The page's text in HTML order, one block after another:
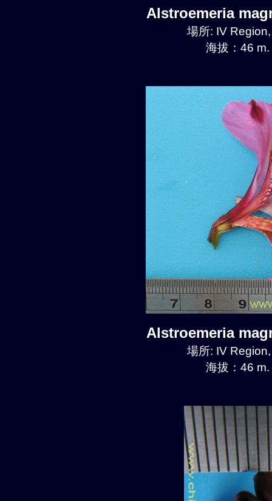
Alstroemeria
場所: IV
海拔：46
Alstroemeria
場所: IV
海拔：46